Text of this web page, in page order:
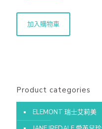
加入購物車
Product categories
ELEMONT 瑞士艾莉美